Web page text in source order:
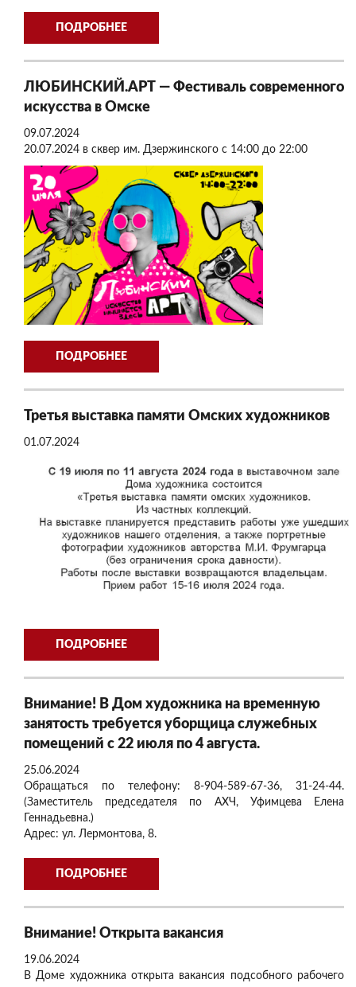
ПОДРОБНЕЕ
ЛЮБИНСКИЙ.АРТ — Фестиваль современного
искусства в Омске
09.07.2024
20.07.2024 в сквер им. Дзержинского с 14:00 до 22:00
ПОДРОБНЕЕ
Третья выставка памяти Омских художников
01.07.2024
ПОДРОБНЕЕ
Внимание! В Дом художника на временную
занятость требуется уборщица служебных
помещений с 22 июля по 4 августа.
25.06.2024
Обращаться по телефону: 8-904-589-67-36, 31-24-44.
(Заместитель председателя по АХЧ, Уфимцева Елена
Геннадьевна.)
Адрес: ул. Лермонтова, 8.
ПОДРОБНЕЕ
Внимание! Открыта вакансия
19.06.2024
В Доме художника открыта вакансия подсобного рабочего